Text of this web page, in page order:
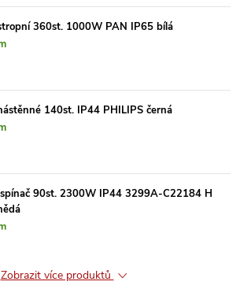
360st. 1000W PAN IP65 bílá
140st. IP44 PHILIPS černá
90st. 2300W IP44 3299A-C22184 H
Zobrazit více produktů